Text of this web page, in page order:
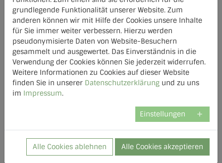
12.09.2023
Höherer Biomethananteil
im Gasnetz durch
Kombination von Biogas-
und Holzvergaseranlagen
Holzvergasung“, die Stadtwerke ­Rosenheim und der
Biogasanlagenhersteller Biogas Hochreiter GmbH wollen ihre
Verfahren kombinieren, um durch Nutzung der Synergien
grundlegende Funktionalität unserer Website. Zum
anderen können wir mit Hilfe der Cookies unsere Inhalte
für Sie immer weiter verbessern. Hierzu werden
pseudonymisierte Daten von Website-Besuchern
gesammelt und ausgewertet. Das Einverständnis in die
Verwendung der Cookies können Sie jederzeit widerrufen.
Weitere Informationen zu Cookies auf dieser Website
finden Sie in unserer Datenschutzerklärung und zu uns
im Impressum.
Einstellungen
Alle Cookies ablehnen Alle Cookies akzeptieren